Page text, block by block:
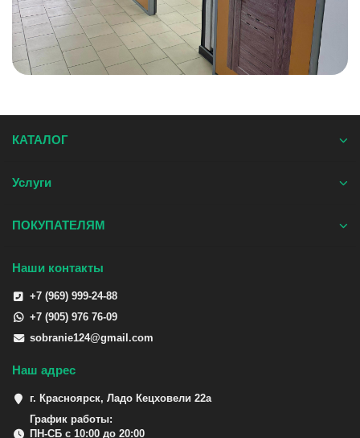
КАТАЛОГ
Услуги
ПОКУПАТЕЛЯМ
Наши контакты
+7 (969) 999-24-88
+7 (905) 976 76-09
sobranie124@gmail.com
Наш адрес
г. Красноярск, Ладо Кецховели 22а
График работы:
ПН-СБ с 10:00 до 20:00